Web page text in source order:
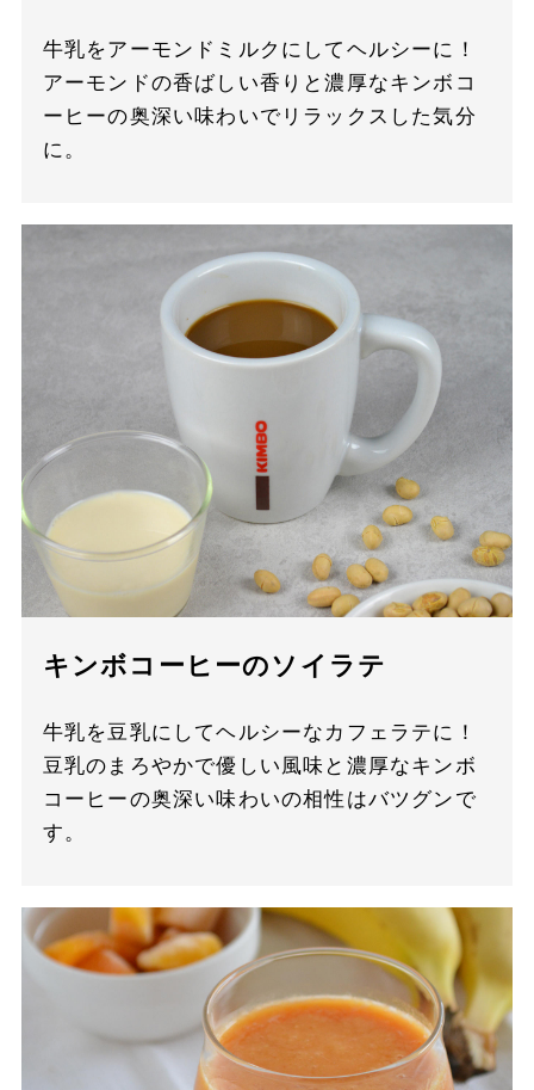
牛乳をアーモンドミルクにしてヘルシーに！
アーモンドの香ばしい香りと濃厚なキンボコ
ーヒーの奥深い味わいでリラックスした気分
に。
キンボコーヒーのソイラテ
牛乳を豆乳にしてヘルシーなカフェラテに！
豆乳のまろやかで優しい風味と濃厚なキンボ
コーヒーの奥深い味わいの相性はバツグンで
す。